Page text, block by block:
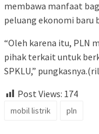
membawa manfaat
peluang ekonomi baru
“Oleh karena itu, PLN
pihak terkait untuk
SPKLU,”
Post Views: 174
mobil listrik pln